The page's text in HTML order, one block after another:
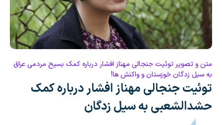
متن و تصویر توئیت جنجالی مهناز افشار درباره کمک بسیح مردمی عراق
به سیل زدگان خوزستان و واکنش ها!
توئیت جنجالی مهناز افشار درباره کمک
حشدالشعبی به سیل زدگان